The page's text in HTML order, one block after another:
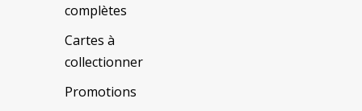
complètes
Cartes à
collectionner
Promotions